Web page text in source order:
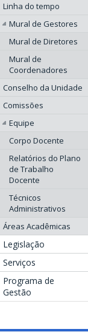
Linha do tempo
Mural de Gestores
Mural de Diretores
Mural de
Coordenadores
Conselho da Unidade
Comissões
Equipe
Corpo Docente
Relatórios do Plano
de Trabalho
Docente
Técnicos
Administrativos
Áreas Acadêmicas
Legislação
Serviços
Programa de
Gestão